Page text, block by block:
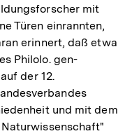
mit
Türen einrannten,
erinnert, daß etwa
Philolo. gen-
der 12.
und mit dem